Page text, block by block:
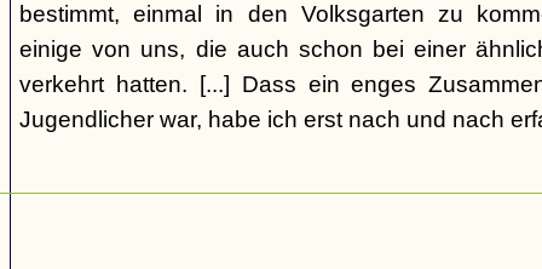
bestimmt, einmal in den Volksgarten zu
einige von uns, die auch schon bei einer
verkehrt hatten. [...] Dass ein enges
Jugendlicher war, habe ich erst nach und nach